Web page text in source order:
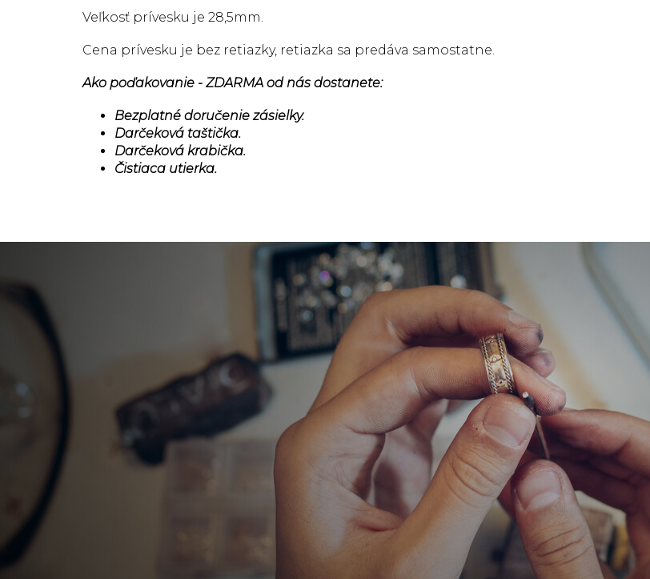
Veľkosť prívesku je 28,5mm.
Cena prívesku je bez retiazky, retiazka sa predáva samostatne.
Ako poďakovanie - ZDARMA od nás dostanete:
Bezplatné doručenie zásielky.
Darčeková taštička.
Darčeková krabička.
Čistiaca utierka.